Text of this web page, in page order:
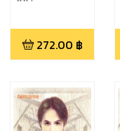
272.00 ฿